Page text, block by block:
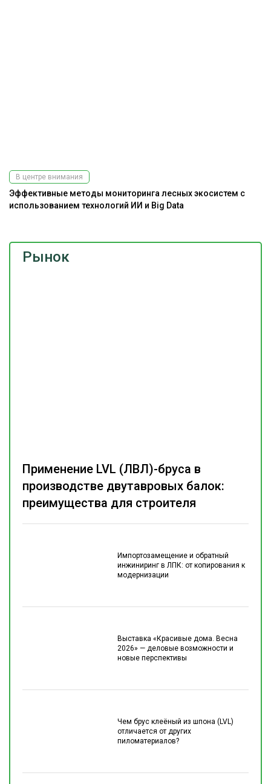
Рынок
Импортозамещение и обратный
инжиниринг в ЛПК: от копирования к
модернизации
Выставка «Красивые дома. Весна
2026» — деловые возможности и
новые перспективы
Чем брус клеёный из шпона (LVL)
отличается от других
пиломатериалов?
Применение LVL (ЛВЛ)-бруса в
производстве двутавровых балок:
преимущества для строителя
В центре внимания
Эффективные методы мониторинга лесных экосистем с
использованием технологий ИИ и Big Data